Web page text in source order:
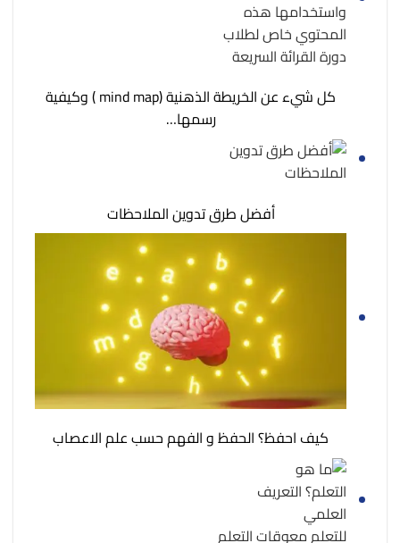
كل شيء عن الخريطة الذهنية (mind map ) وكيفية
رسمها…
أفضل طرق تدوين الملاحظات
كيف احفظ؟ الحفظ و الفهم حسب علم الاعصاب